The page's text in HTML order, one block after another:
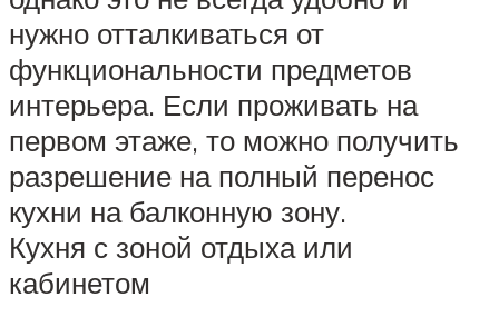
нужно отталкиваться от
функциональности предметов
интерьера. Если проживать на
первом этаже, то можно получить
разрешение на полный перенос
кухни на балконную зону.
Кухня с зоной отдыха или
кабинетом